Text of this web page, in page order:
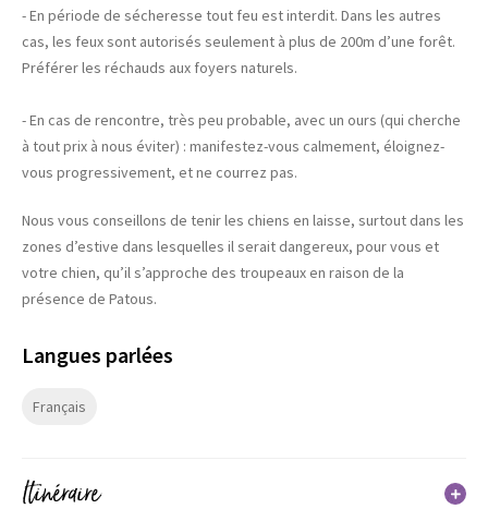
- En période de sécheresse tout feu est interdit. Dans les autres
cas, les feux sont autorisés seulement à plus de 200m d’une forêt.
Préférer les réchauds aux foyers naturels.
- En cas de rencontre, très peu probable, avec un ours (qui cherche
à tout prix à nous éviter) : manifestez-vous calmement, éloignez-
vous progressivement, et ne courrez pas.
Nous vous conseillons de tenir les chiens en laisse, surtout dans les
zones d’estive dans lesquelles il serait dangereux, pour vous et
votre chien, qu’il s’approche des troupeaux en raison de la
présence de Patous.
Langues parlées
Français
Itinéraire